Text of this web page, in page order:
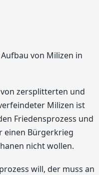
von Milizen in
zersplitterten und
Milizen ist
Friedensprozess und
einen Bürgerkrieg
nicht wollen.
will, der muss an